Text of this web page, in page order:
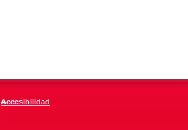
Accesibilidad